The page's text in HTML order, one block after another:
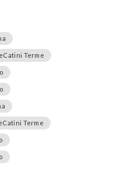
Terme
Terme